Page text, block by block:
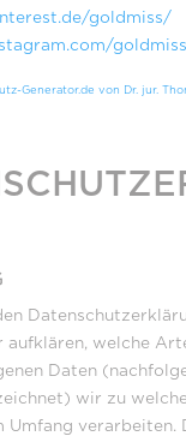
goldmiss/
Generator.de von Dr. jur.
aufklären, welche
Daten
wir zu
Umfang verarbeiten.